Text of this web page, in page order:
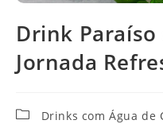
Drink Paraíso
Jornada
CategoriaDrinks com Água de